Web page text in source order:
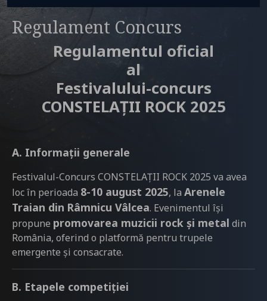
Regulament Concurs
Regulamentul oficial
al
Festivalului-concurs
CONSTELAȚII ROCK 2025
A. Informaţii generale
Festivalul-Concurs CONSTELAȚII ROCK 2025 va avea
loc în perioada 8-10 august 2025, la Arenele
Traian din Râmnicu Vâlcea. Evenimentul își
propune promovarea muzicii rock și metal din
România, oferind o platformă pentru trupele
emergente și consacrate.
B. Etapele competiției